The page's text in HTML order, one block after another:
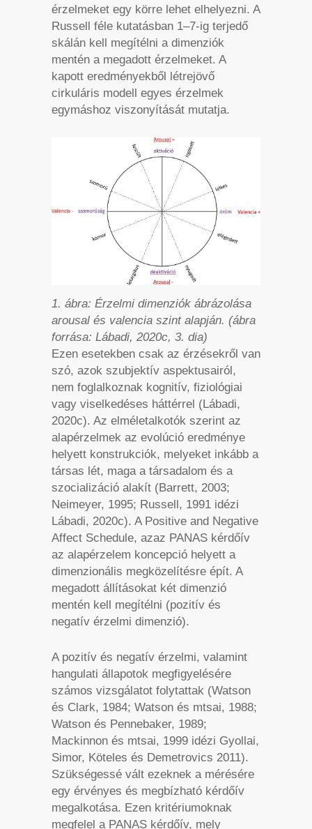
érzelmeket egy körre lehet elhelyezni. A
Russell féle kutatásban 1–7-ig terjedő
skálán kell megítélni a dimenziók
mentén a megadott érzelmeket. A
kapott eredményekből létrejövő
cirkuláris modell egyes érzelmek
egymáshoz viszonyítását mutatja.
1. ábra: Érzelmi dimenziók ábrázolása
arousal és valencia szint alapján. (ábra
forrása: Lábadi, 2020c, 3. dia)
Ezen esetekben csak az érzésekről van
szó, azok szubjektív aspektusairól,
nem foglalkoznak kognitív, fiziológiai
vagy viselkedéses háttérrel (Lábadi,
2020c). Az elméletalkotók szerint az
alapérzelmek az evolúció eredménye
helyett konstrukciók, melyeket inkább a
társas lét, maga a társadalom és a
szocializáció alakít (Barrett, 2003;
Neimeyer, 1995; Russell, 1991 idézi
Lábadi, 2020c). A Positive and Negative
Affect Schedule, azaz PANAS kérdőív
az alapérzelem koncepció helyett a
dimenzionális megközelítésre épít. A
megadott állításokat két dimenzió
mentén kell megítélni (pozitív és
negatív érzelmi dimenzió).
A pozitív és negatív érzelmi, valamint
hangulati állapotok megfigyelésére
számos vizsgálatot folytattak (Watson
és Clark, 1984; Watson és mtsai, 1988;
Watson és Pennebaker, 1989;
Mackinnon és mtsai, 1999 idézi Gyollai,
Simor, Köteles és Demetrovics 2011).
Szükségessé vált ezeknek a mérésére
egy érvényes és megbízható kérdőív
megalkotása. Ezen kritériumoknak
megfelel a PANAS kérdőív, mely